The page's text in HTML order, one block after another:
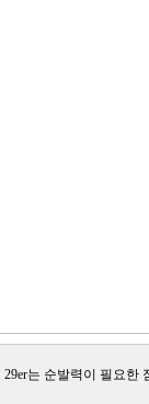
29er는 순발력이 필요한